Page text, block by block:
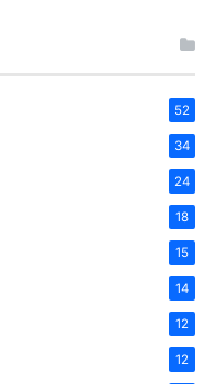
52
34
24
18
15
14
12
12